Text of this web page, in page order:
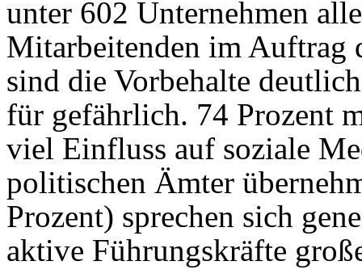
unter 602 Unternehmen
Mitarbeitenden im Auftrag
sind die Vorbehalte
für gefährlich. 74 Prozent
viel Einfluss auf soziale
politischen Ämter
Prozent) sprechen sich
aktive Führungskräfte